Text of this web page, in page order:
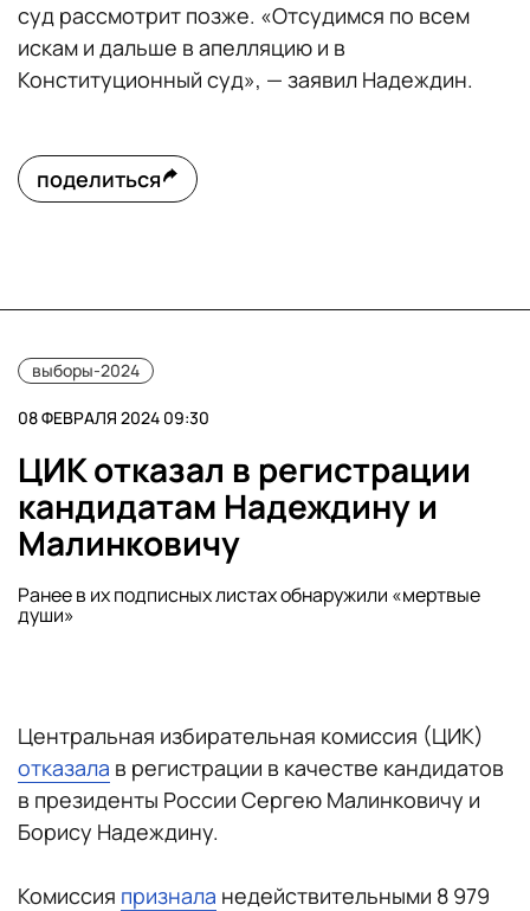
суд рассмотрит позже. «Отсудимся по всем
искам и дальше в апелляцию и в
Конституционный суд», — заявил Надеждин.
поделиться
выборы-2024
08 ФЕВРАЛЯ 2024 09:30
ЦИК отказал в регистрации
кандидатам Надеждину и
Малинковичу
Ранее в их подписных листах обнаружили «мертвые
души»
Центральная избирательная комиссия (ЦИК)
отказала в регистрации в качестве кандидатов
в президенты России Сергею Малинковичу и
Борису Надеждину.
Комиссия признала недействительными 8 979